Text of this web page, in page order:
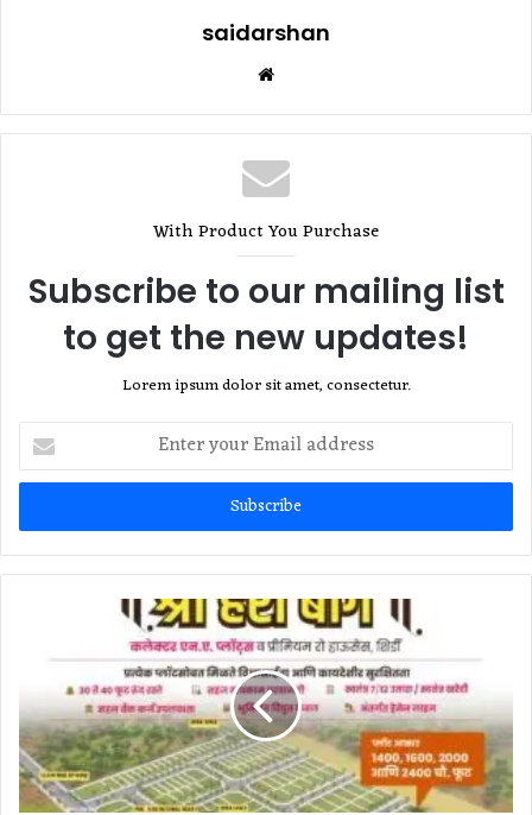
saidarshan
With Product You Purchase
Subscribe to our mailing list
to get the new updates!
Lorem ipsum dolor sit amet, consectetur.
Enter
your
Email